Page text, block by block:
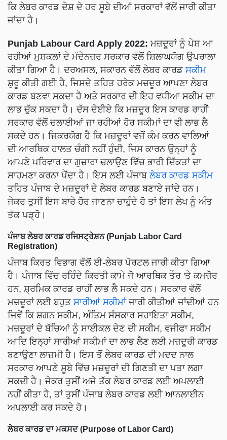
ਕਿ ਲੇਬਰ ਕਾਰਡ ਦੇਸ਼ ਦੇ ਹਰ ਸੂਬੇ ਦੀਆਂ ਸਰਕਾਰਾਂ ਵੱਲੋਂ ਜਾਰੀ ਕੀਤਾ
ਜਾਂਦਾ ਹੈ।
Punjab Labour Card Apply 2022: ਮਜ਼ਦੂਰਾਂ ਨੂੰ ਪੇਸ਼ ਆ
ਰਹੀਆਂ ਮੁਸ਼ਕਲਾਂ ਦੇ ਮੱਦੇਨਜ਼ਰ ਸਰਕਾਰ ਵੱਲੋਂ ਸ਼ਿਲਾਘਯੋਗ ਉਪਰਾਲਾ
ਕੀਤਾ ਗਿਆ ਹੈ। ਦਰਅਸਲ, ਸਕਾਰਨ ਵੱਲੋਂ ਲੇਬਰ ਕਾਰਡ ਸਕੀਮ
ਸ਼ੁਰੂ ਕੀਤੀ ਗਈ ਹੈ, ਜਿਸਦੇ ਤਹਿਤ ਹਰੇਕ ਮਜ਼ਦੂਰ ਆਪਣਾ ਲੇਬਰ
ਕਾਰਡ ਬਣਵਾ ਸਕਦਾ ਹੈ ਅਤੇ ਸਰਕਾਰ ਦੀ ਇਹ ਵਧੀਆ ਸਕੀਮ ਦਾ
ਲਾਭ ਚੁੱਕ ਸਕਦਾ ਹੈ। ਦੱਸ ਦੇਈਏ ਕਿ ਮਜ਼ਦੂਰ ਇਸ ਕਾਰਡ ਰਾਹੀਂ
ਸਰਕਾਰ ਵੱਲੋਂ ਚਲਾਈਆਂ ਜਾ ਰਹੀਆਂ ਹੋਰ ਸਕੀਮਾਂ ਦਾ ਵੀ ਲਾਭ ਲੈ
ਸਕਦੇ ਹਨ। ਜਿਕਰਯੋਗ ਹੈ ਕਿ ਮਜ਼ਦੂਰਾਂ ਵਜੋਂ ਕੰਮ ਕਰਨ ਵਾਲਿਆਂ
ਦੀ ਆਰਥਿਕ ਹਾਲਤ ਚੰਗੀ ਨਹੀਂ ਹੁੰਦੀ, ਜਿਸ ਕਾਰਨ ਉਨ੍ਹਾਂ ਨੂੰ
ਆਪਣੇ ਪਰਿਵਾਰ ਦਾ ਗੁਜ਼ਾਰਾ ਚਲਾਉਣ ਵਿੱਚ ਭਾਰੀ ਦਿੱਕਤਾਂ ਦਾ
ਸਾਹਮਣਾ ਕਰਨਾ ਪੈਂਦਾ ਹੈ। ਇਸ ਲਈ ਪੰਜਾਬਲੇਬਰ ਕਾਰਡ ਸਕੀਮ
ਤਹਿਤ ਪੰਜਾਬ ਦੇ ਮਜ਼ਦੂਰਾਂ ਦੇ ਲੇਬਰ ਕਾਰਡ ਬਣਾਏ ਜਾਂਦੇ ਹਨ।
ਜੇਕਰ ਤੁਸੀਂ ਇਸ ਬਾਰੇ ਹੋਰ ਜਾਣਨਾ ਚਾਹੁੰਦੇ ਹੋ ਤਾਂ ਇਸ ਲੇਖ ਨੂੰ ਅੰਤ
ਤੱਕ ਪੜ੍ਹੋ।
ਪੰਜਾਬ ਲੇਬਰ ਕਾਰਡ ਰਜਿਸਟ੍ਰੇਸ਼ਨ (Punjab Labor Card
Registration)
ਪੰਜਾਬ ਕਿਰਤ ਵਿਭਾਗ ਵੱਲੋਂ ਈ-ਲੇਬਰ ਪੋਰਟਲ ਜਾਰੀ ਕੀਤਾ ਗਿਆ
ਹੈ। ਪੰਜਾਬ ਵਿੱਚ ਰਹਿੰਦੇ ਕਿਰਤੀ ਕਾਮੇ ਜੋ ਆਰਥਿਕ ਤੌਰ 'ਤੇ ਕਮਜ਼ੋਰ
ਹਨ, ਸ਼੍ਰਮਿਕ ਕਾਰਡ ਰਾਹੀਂ ਲਾਭ ਲੈ ਸਕਦੇ ਹਨ। ਸਰਕਾਰ ਵੱਲੋਂ
ਮਜ਼ਦੂਰਾਂ ਲਈ ਬਹੁਤ ਸਾਰੀਆਂ ਸਕੀਮਾਂਜਾਰੀ ਕੀਤੀਆਂ ਜਾਂਦੀਆਂ ਹਨ
ਜਿਵੇਂ ਕਿ ਸ਼ਗਨ ਸਕੀਮ, ਅੰਤਿਮ ਸੰਸਕਾਰ ਸਹਾਇਤਾ ਸਕੀਮ,
ਮਜ਼ਦੂਰਾਂ ਦੇ ਬੱਚਿਆਂ ਨੂੰ ਸਾਈਕਲ ਦੇਣ ਦੀ ਸਕੀਮ, ਵਜੀਫਾ ਸਕੀਮ
ਆਦਿ ਇਨ੍ਹਾਂ ਸਾਰੀਆਂ ਸਕੀਮਾਂ ਦਾ ਲਾਭ ਲੈਣ ਲਈ ਮਜ਼ਦੂਰੀ ਕਾਰਡ
ਬਣਾਉਣਾ ਲਾਜ਼ਮੀ ਹੈ। ਇਸ ਤੋਂ ਲੇਬਰ ਕਾਰਡ ਦੀ ਮਦਦ ਨਾਲ
ਸਰਕਾਰ ਆਪਣੇ ਸੂਬੇ ਵਿੱਚ ਮਜ਼ਦੂਰਾਂ ਦੀ ਗਿਣਤੀ ਦਾ ਪਤਾ ਲਗਾ
ਸਕਦੀ ਹੈ। ਜੇਕਰ ਤੁਸੀਂ ਅਜੇ ਤੱਕ ਲੇਬਰ ਕਾਰਡ ਲਈ ਅਪਲਾਈ
ਨਹੀਂ ਕੀਤਾ ਹੈ, ਤਾਂ ਤੁਸੀਂ ਪੰਜਾਬ ਲੇਬਰ ਕਾਰਡ ਲਈ ਆਨਲਾਈਨ
ਅਪਲਾਈ ਕਰ ਸਕਦੇ ਹੋ।
ਲੇਬਰ ਕਾਰਡ ਦਾ ਮਕਸਦ (Purpose of Labor Card)